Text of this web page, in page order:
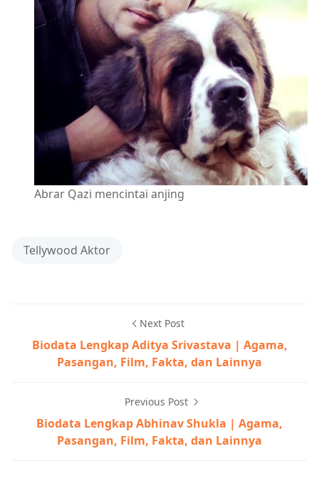
Abrar Qazi mencintai anjing
Tellywood Aktor
Next Post
Biodata Lengkap Aditya Srivastava | Agama,
Pasangan, Film, Fakta, dan Lainnya
Previous Post
Biodata Lengkap Abhinav Shukla | Agama,
Pasangan, Film, Fakta, dan Lainnya